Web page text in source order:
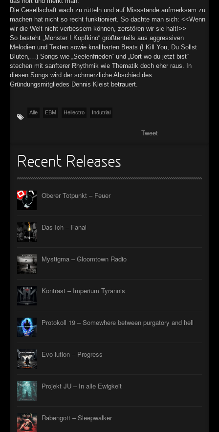
Die Gesellschaft wach zu rütteln und auf Missstände aufmerksam zu
machen hat nicht so recht funktioniert. So dachte man sich: <<Wenn
wir die Welt nicht verbessern können, zerstören wir sie halt!>>
So besteht „Monster I Kopfkino“ größtenteils aus aggressiven
Melodien und Texten sowie knallharten Beats (I Kill You, Du Sollst
Bluten,…) Songs wie „Seelenfrieden“ und „Dort wo du jetzt bist“
stechen mit sanfterer Rhythmik wie Thematik doch eher raus. In
diesen Songs wird der schmerzliche Abschied des
Gründungsmitgliedes Dennis Kleist betrauert.
Alle EBM Hellectro Indutrial
Tweet
Recent Releases
Oberer Totpunkt – Feuer
Das Ich – Fanal
Mystigma – Gloomtown Radio
Kontrast – Imperium Tyrannis
Protokoll 19 – Somewhere between purgatory and hell
Evo-lution – Progress
Projekt JU – In alle Ewigkeit
Rabengott – Sleepwalker